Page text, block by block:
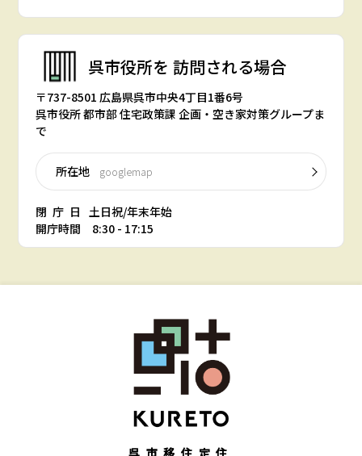
呉市役所を 訪問される場合
〒737-8501 広島県呉市中央4丁目1番6号
呉市役所 都市部 住宅政策課 企画・空き家対策グループま
で
所在地 googlemap
閉庁日 土日祝/年末年始
開庁時間 8:30 - 17:15
呉市移住定住